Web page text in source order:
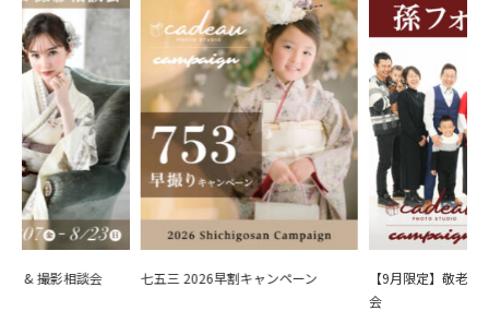
& 撮影相談会 七五三 2026早割キャンペーン
【9月限定】敬老の
会